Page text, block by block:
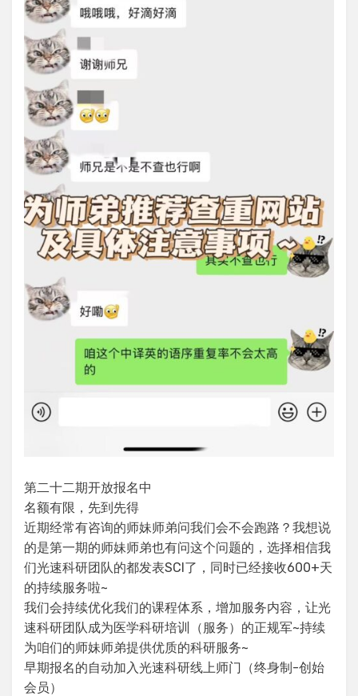
第二十二期开放报名中
名额有限，先到先得
近期经常有咨询的师妹师弟问我们会不会跑路？我想说
的是第一期的师妹师弟也有问这个问题的，选择相信我
们光速科研团队的都发表SCI了，同时已经接收600+天
的持续服务啦~
我们会持续优化我们的课程体系，增加服务内容，让光
速科研团队成为医学科研培训（服务）的正规军~持续
为咱们的师妹师弟提供优质的科研服务~
早期报名的自动加入光速科研线上师门（终身制-创始
会员）